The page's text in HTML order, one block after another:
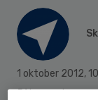
1 oktober 2012,
51 keer gelezen